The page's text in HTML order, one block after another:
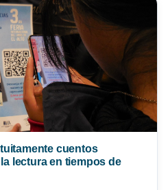
cuentos
lectura en tiempos de